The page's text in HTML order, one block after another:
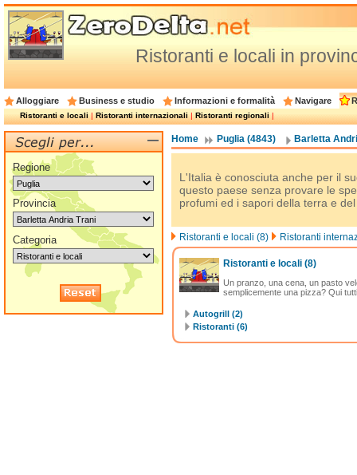
Ristoranti e locali in
Alloggiare Business e studio Informazioni e formalità Navigare
Ristoranti e locali|Ristoranti internazionali|Ristoranti regionali|
Home Puglia (4843) Barletta
L'Italia è conosciuta anche per il
questo paese senza provare le
profumi ed i sapori della terra e
Ristoranti e locali (8) Ristoranti
Ristoranti e locali (8)
Un pranzo, una cena, un pasto
semplicemente una pizza? Qui
Autogrill (2)
Ristoranti (6)
Regione
Provincia
Categoria